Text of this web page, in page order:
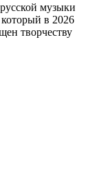
музыки
в 2026
творчеству